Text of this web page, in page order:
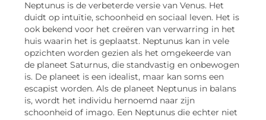
Neptunus is de verbeterde versie van Venus. Het
duidt op intuïtie, schoonheid en sociaal leven. Het is
ook bekend voor het creëren van verwarring in het
huis waarin het is geplaatst. Neptunus kan in vele
opzichten worden gezien als het omgekeerde van
de planeet Saturnus, die standvastig en onbewogen
is. De planeet is een idealist, maar kan soms een
escapist worden. Als de planeet Neptunus in balans
is, wordt het individu hernoemd naar zijn
schoonheid of imago. Een Neptunus die echter niet